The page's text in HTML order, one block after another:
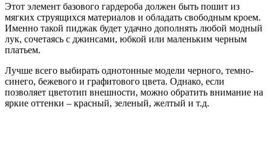
Этот элемент базового гардероба должен быть пошит из
мягких струящихся материалов и обладать свободным кроем.
Именно такой пиджак будет удачно дополнять любой модный
лук, сочетаясь с джинсами, юбкой или маленьким черным
платьем.
Лучше всего выбирать однотонные модели черного, темно-
синего, бежевого и графитового цвета. Однако, если
позволяет цветотип внешности, можно обратить внимание на
яркие оттенки – красный, зеленый, желтый и т.д.